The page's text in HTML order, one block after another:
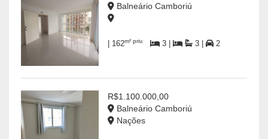
Balneário Camboriú
| 162m² priv. 3 | 3 | 2
R$1.100.000,00
Balneário Camboriú
Nações